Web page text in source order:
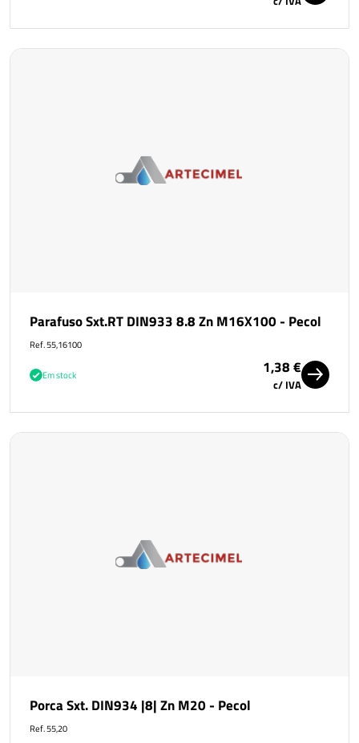
Parafuso Sxt.RT DIN933 8.8 Zn M16X100 - Pecol
Ref. 55,16100
Em stock 1,38 €
c/ IVA
Porca Sxt. DIN934 |8| Zn M20 - Pecol
Ref. 55,20